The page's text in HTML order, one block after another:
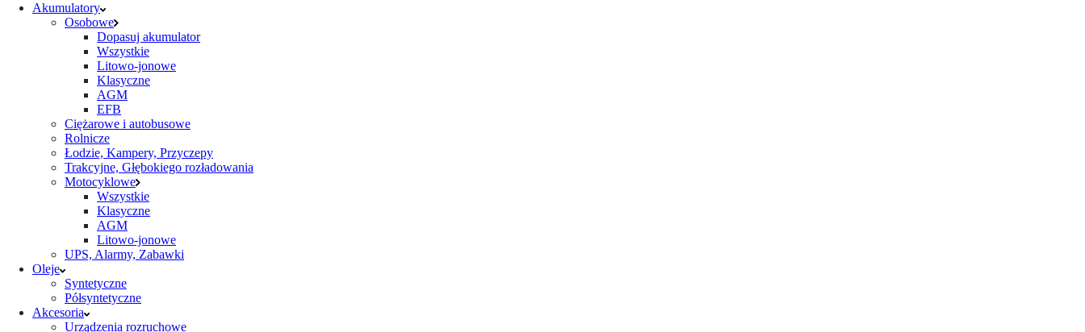
Akumulatory
Osobowe
Dopasuj akumulator
Wszystkie
Litowo-jonowe
Klasyczne
AGM
EFB
Ciężarowe i autobusowe
Rolnicze
Łodzie, Kampery, Przyczepy
Trakcyjne, Głębokiego rozładowania
Motocyklowe
Wszystkie
Klasyczne
AGM
Litowo-jonowe
UPS, Alarmy, Zabawki
Oleje
Syntetyczne
Półsyntetyczne
Akcesoria
Urządzenia rozruchowe